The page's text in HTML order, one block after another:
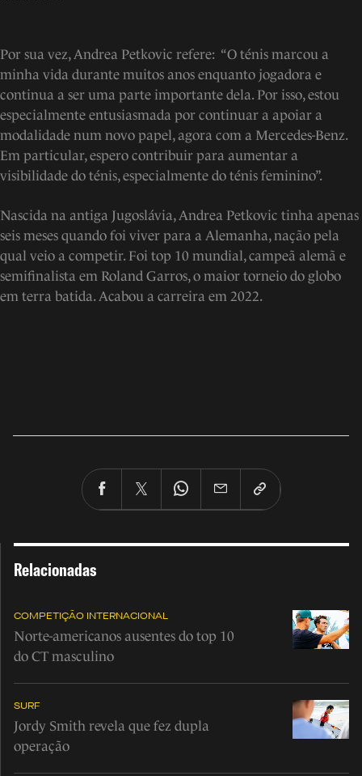
Por sua vez, Andrea Petkovic refere: “O ténis marcou a
minha vida durante muitos anos enquanto jogadora e
continua a ser uma parte importante dela. Por isso, estou
especialmente entusiasmada por continuar a apoiar a
modalidade num novo papel, agora com a Mercedes-Benz.
Em particular, espero contribuir para aumentar a
visibilidade do ténis, especialmente do ténis feminino”.
Nascida na antiga Jugoslávia, Andrea Petkovic tinha apenas
seis meses quando foi viver para a Alemanha, nação pela
qual veio a competir. Foi top 10 mundial, campeã alemã e
semifinalista em Roland Garros, o maior torneio do globo
em terra batida. Acabou a carreira em 2022.
Relacionadas
COMPETIÇÃO INTERNACIONAL
Norte-americanos ausentes do top 10
do CT masculino
SURF
Jordy Smith revela que fez dupla
operação